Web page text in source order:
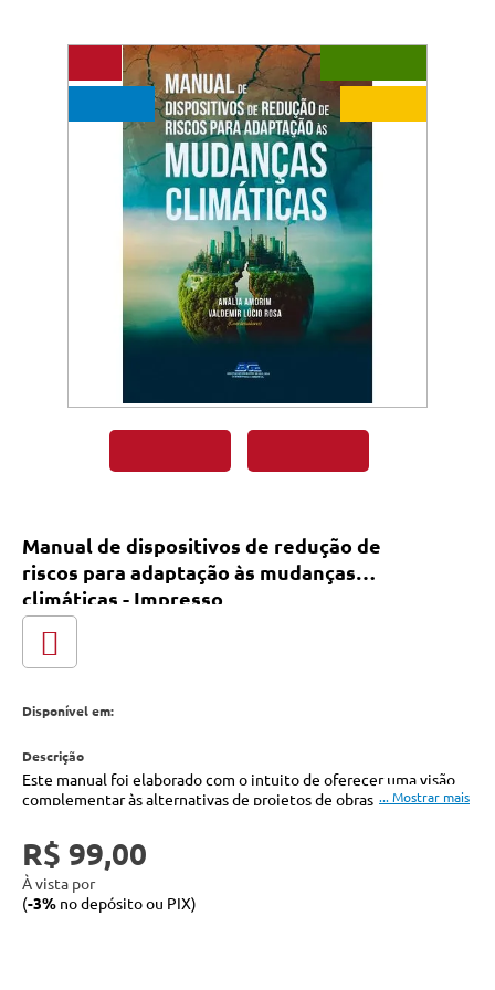
Manual de dispositivos de redução de
riscos para adaptação às mudanças
climáticas - Impresso
Disponível em:
Este manual foi elaborado com o intuito de oferecer uma visão
complementar às alternativas de projetos de obras voltadas à
urbanas, rurais e regiões de risco, não só no Vale do Paraíba, mas
para todos os municípios brasileiros que podem se beneficiar
destas proposições, usando-as em projetos para melhor se
adaptarem às mudanças climáticas.
R$ 99,00
À vista por
(-3% no depósito ou PIX)